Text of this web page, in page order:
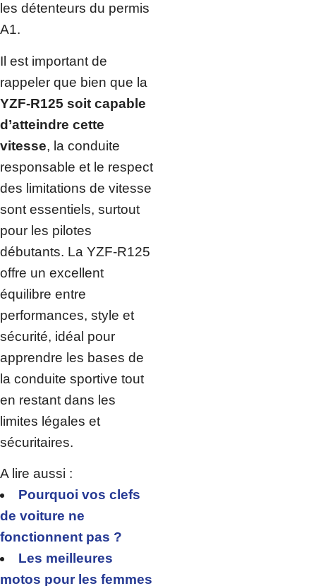
les détenteurs du permis
A1.
Il est important de
rappeler que bien que la
YZF-R125 soit capable
d’atteindre cette
vitesse, la conduite
responsable et le respect
des limitations de vitesse
sont essentiels, surtout
pour les pilotes
débutants. La YZF-R125
offre un excellent
équilibre entre
performances, style et
sécurité, idéal pour
apprendre les bases de
la conduite sportive tout
en restant dans les
limites légales et
sécuritaires.
A lire aussi :
Pourquoi vos clefs
de voiture ne
fonctionnent pas ?
Les meilleures
motos pour les femmes